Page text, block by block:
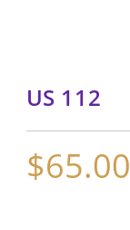
US 112
$65.00